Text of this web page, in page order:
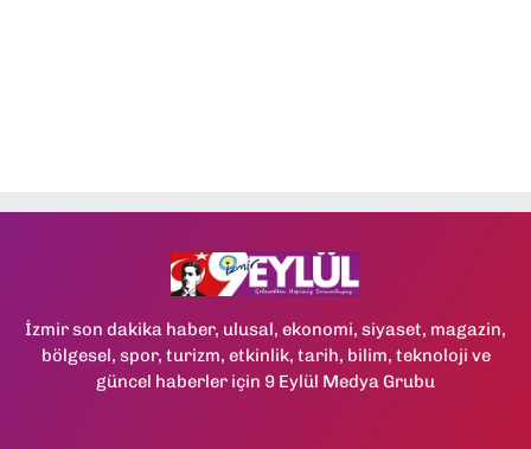
İzmir son dakika haber, ulusal, ekonomi, siyaset, magazin,
bölgesel, spor, turizm, etkinlik, tarih, bilim, teknoloji ve
güncel haberler için 9 Eylül Medya Grubu